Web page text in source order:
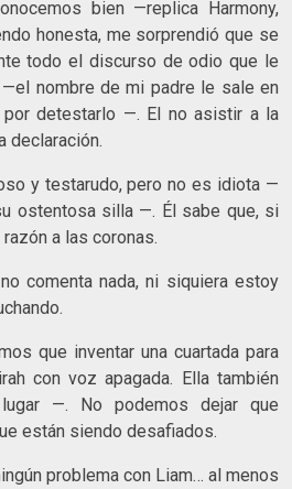
bien —replica Harmony,
honesta, me sorprendió que se
todo el discurso de odio que le
nombre de mi padre le sale en
detestarlo —. El no asistir a la
declaración.
y testarudo, pero no es idiota —
ostentosa silla —. Él sabe que, si
a las coronas.
comenta nada, ni siquiera estoy
que inventar una cuartada para
con voz apagada. Ella también
—. No podemos dejar que
están siendo desafiados.
problema con Liam… al menos